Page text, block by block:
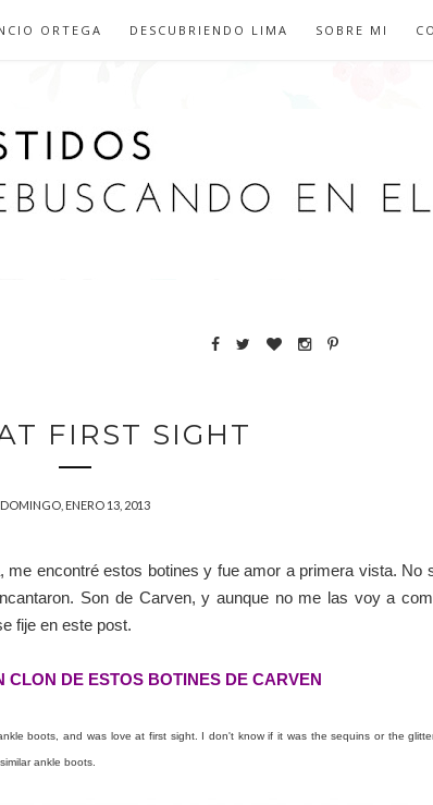
ORTEGA DESCUBRIENDO LIMA SOBRE MI
FIRST SIGHT
DOMINGO, ENERO 13, 2013
me encontré estos botines y fue amor a primera vista. No
Son de Carven, y aunque no me las voy a
fije en este post.
CLON DE ESTOS BOTINES DE CARVEN
boots, and was love at first sight. I don't know if it was the sequins or the
ankle boots.